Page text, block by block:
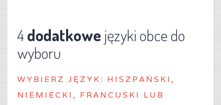
4dodatkowe języki obce do
wyboru
WYBIERZ J ĘZYK: HISZPAŃSKI,
NIEMIECKI, FRANCUSKI LUB